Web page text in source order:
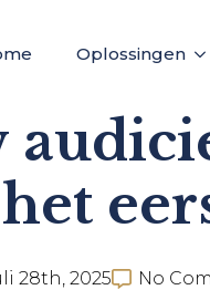
Oplossingen
28th, 2025 No